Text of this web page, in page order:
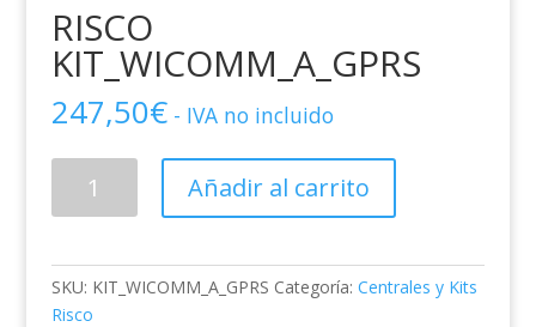
RISCO
KIT_WICOMM_A_GPRS
247,50€ - IVA no incluido
KIT_WICOMM_A_GPRSAñadir al carrito
SKU: KIT_WICOMM_A_GPRS Categoría: Centrales y Kits
Risco